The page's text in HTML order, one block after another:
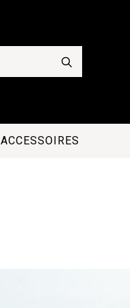
ACCESSOIRES